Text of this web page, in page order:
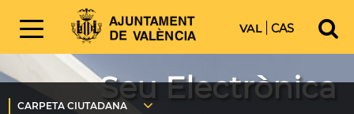
VAL CAS
Seu Electrònica